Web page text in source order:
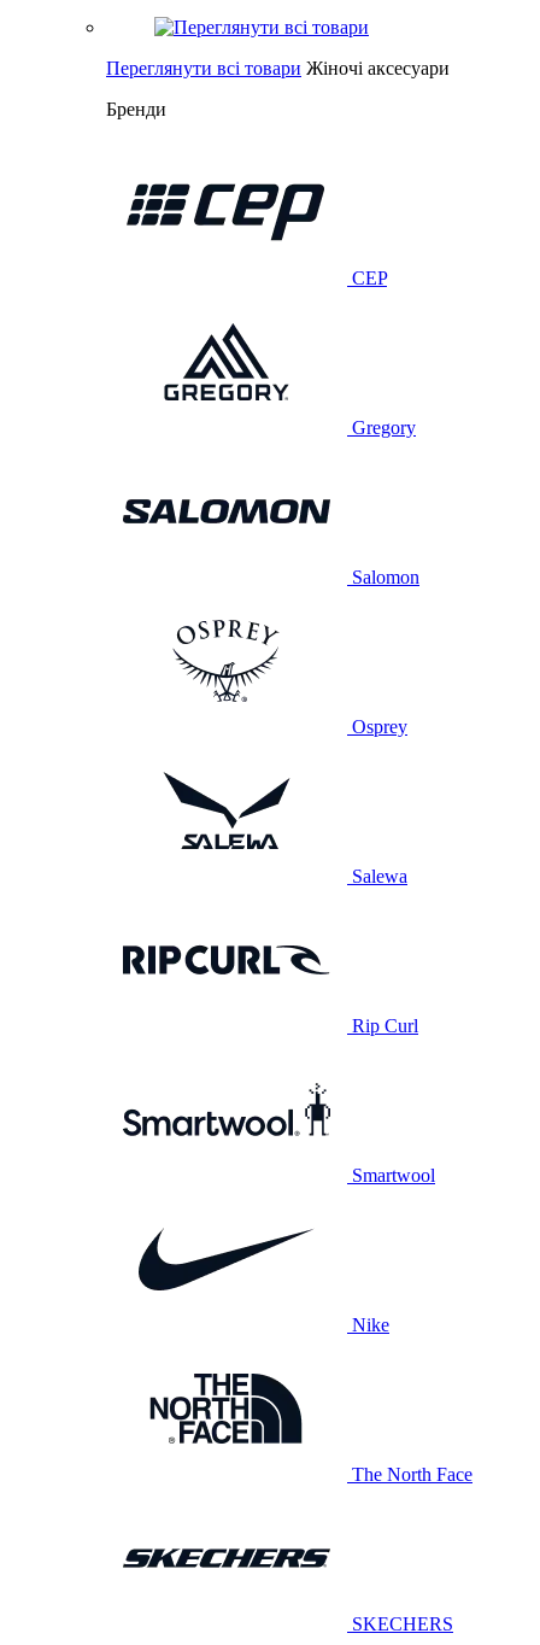
Переглянути всі товари Жіночі аксесуари
Бренди
CEP
Gregory
Salomon
Osprey
Salewa
Rip Curl
Smartwool
Nike
The North Face
SKECHERS